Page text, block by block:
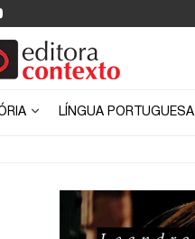
LÍNGUA PORTUGUESA